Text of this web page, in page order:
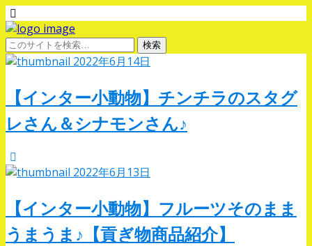
2022年6月14日
【インター小動物】チンチラのスタグ
レさん＆シナモンさん♪
2022年6月13日
【インター小動物】フルーツそのまま
うまうま♪【貢ぎ物商品紹介】